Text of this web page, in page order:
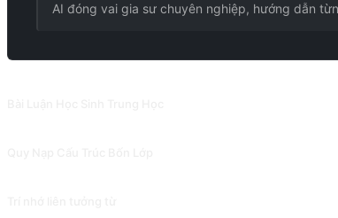
AI đóng vai gia sư chuyên nghiệp, hướng dẫn